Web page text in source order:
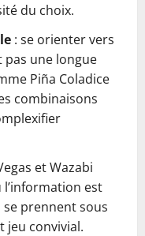
du choix.
: se orienter vers
pas une longue
Piña Coladice
combinaisons
et Wazabi
est
prennent sous
jeu convivial.